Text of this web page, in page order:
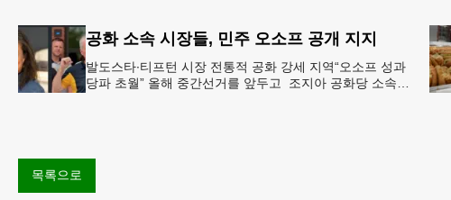
공화 소속 시장들, 민주 오소프 공개 지지
발도스타∙티프턴 시장 전통적 공화 강세 지역“오소프 성과
당파 초월” 올해 중간선거를 앞두고 조지아 공화당 소속
목록으로